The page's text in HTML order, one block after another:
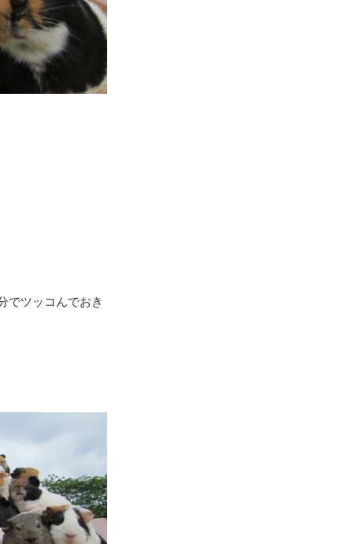
でツッコんでおき